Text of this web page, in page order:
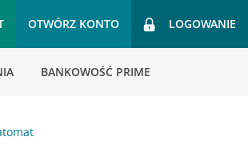
OTWÓRZ KONTO LOGOWANIE
BANKOWOŚĆ PRIME